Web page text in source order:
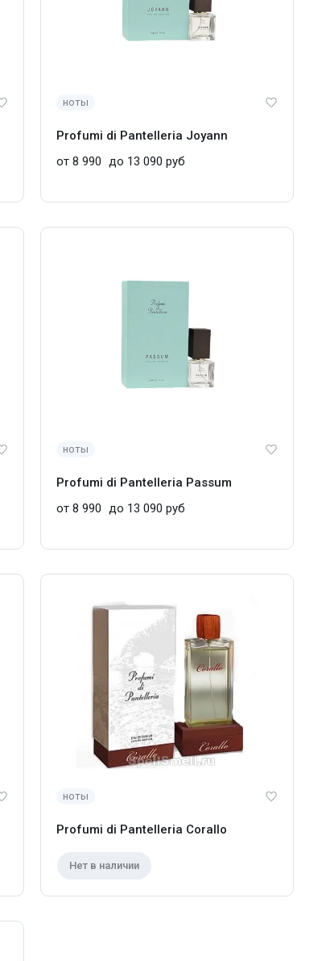
ноты
Profumi di Pantelleria Joyann
от 8 990
до 13 090 руб
ноты
Profumi di Pantelleria Passum
от 8 990
до 13 090 руб
Нет в наличии
ноты
Profumi di Pantelleria Corallo